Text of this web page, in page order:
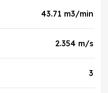
43.71 m3/min
2.354 m/s
3